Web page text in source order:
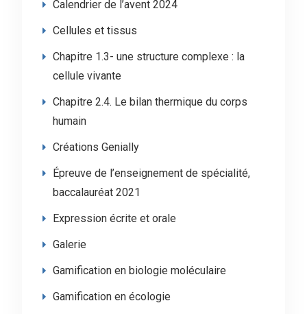
Calendrier de l’avent 2024
Cellules et tissus
Chapitre 1.3- une structure complexe : la
cellule vivante
Chapitre 2.4. Le bilan thermique du corps
humain
Créations Genially
Épreuve de l’enseignement de spécialité,
baccalauréat 2021
Expression écrite et orale
Galerie
Gamification en biologie moléculaire
Gamification en écologie